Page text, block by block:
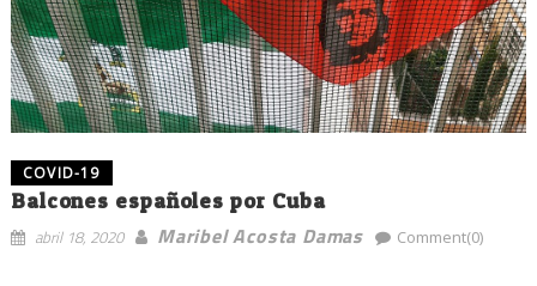
COVID-19
Balcones españoles por Cuba
abril 18, 2020 Maribel Acosta Damas Comment(0)